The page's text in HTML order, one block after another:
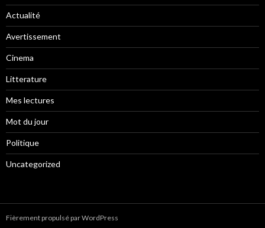
Actualité
Avertissement
Cinema
Litterature
Mes lectures
Mot du jour
Politique
Uncategorized
Fièrement propulsé par WordPress